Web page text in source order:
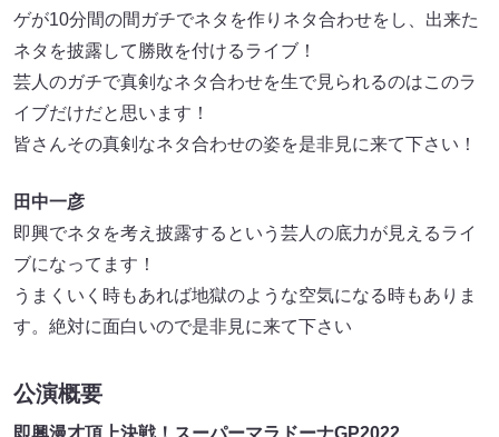
ゲが10分間の間ガチでネタを作りネタ合わせをし、出来た
ネタを披露して勝敗を付けるライブ！
芸人のガチで真剣なネタ合わせを生で見られるのはこのラ
イブだけだと思います！
皆さんその真剣なネタ合わせの姿を是非見に来て下さい！
田中一彦
即興でネタを考え披露するという芸人の底力が見えるライ
ブになってます！
うまくいく時もあれば地獄のような空気になる時もありま
す。絶対に面白いので是非見に来て下さい
公演概要